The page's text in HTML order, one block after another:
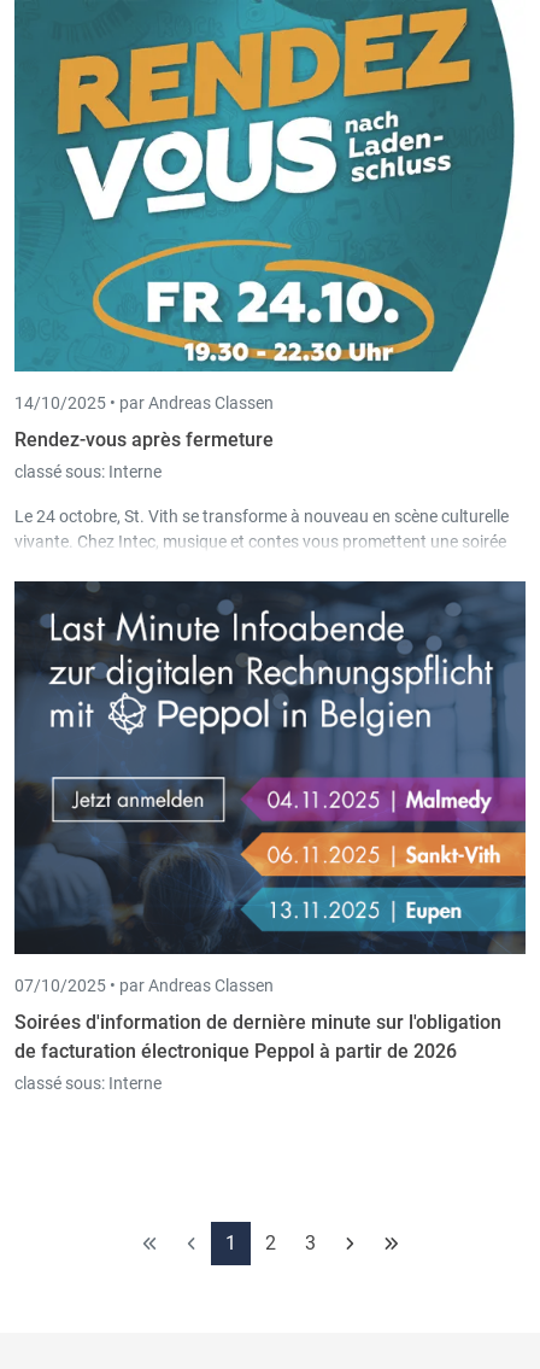
notre logiciel Scan-in : une puissante solution d’intelligence artificielle
pour la reconnaissance automatique des factures.
14/10/2025 • par Andreas Classen
Rendez-vous après fermeture
classé sous: Interne
Le 24 octobre, St. Vith se transforme à nouveau en scène culturelle
vivante. Chez Intec, musique et contes vous promettent une soirée
07/10/2025 • par Andreas Classen
Soirées d'information de dernière minute sur l'obligation
de facturation électronique Peppol à partir de 2026
classé sous: Interne
1 2 3